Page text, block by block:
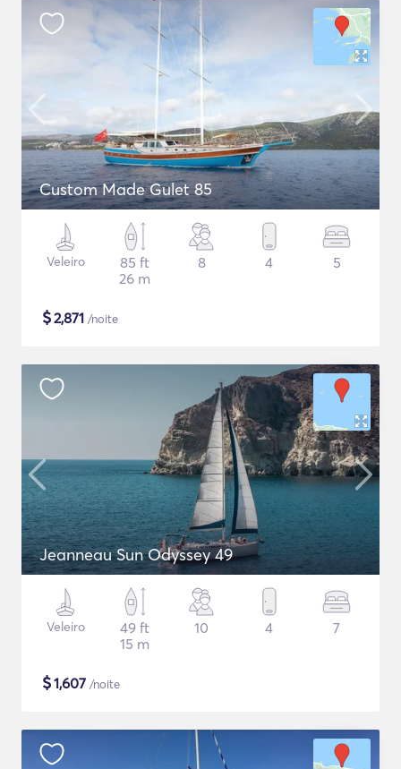
Custom Made Gulet 85
Veleiro
85 ft
26 m
8 4 5
$2,871 /noite
Jeanneau Sun Odyssey 49
Veleiro
49 ft
15 m
10 4 7
$1,607 /noite